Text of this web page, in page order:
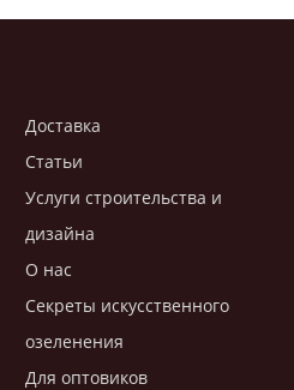
Доставка
Статьи
Услуги строительствa и
дизайнa
О нас
Секреты искусственного
озеленения
Для оптовиков